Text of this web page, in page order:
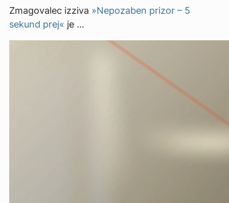
Zmagovalec izziva »Nepozaben prizor – 5
sekund prej« je …